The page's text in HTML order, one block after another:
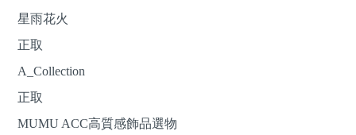
星雨花火
正取
A_Collection
正取
MUMU ACC高質感飾品選物